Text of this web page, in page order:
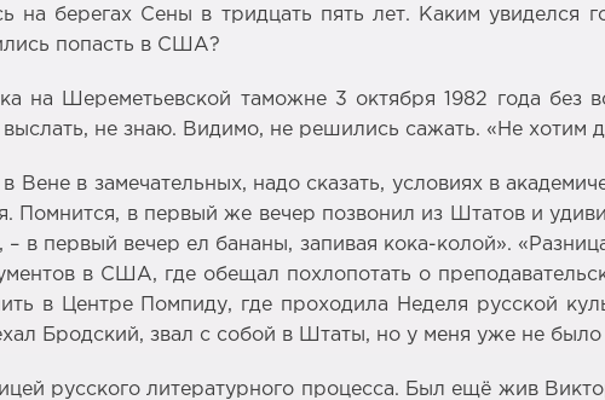
на берегах Сены в тридцать пять лет. Каким
попасть в США?
на Шереметьевской таможне 3 октября 1982 года без
не знаю. Видимо, не решились сажать. «Не хотим
Вене в замечательных, надо сказать, условиях в
Помнится, в первый же вечер позвонил из Штатов и
– в первый вечер ел бананы, запивая кока-колой».
в США, где обещал похлопотать о
в Центре Помпиду, где проходила Неделя русской
Бродский, звал с собой в Штаты, но у меня уже не
русского литературного процесса. Был ещё жив